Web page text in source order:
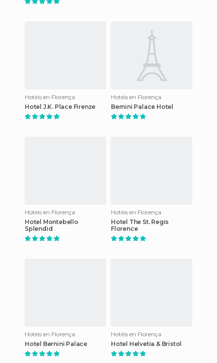
Hotéis en Florença
Hotel J.K. Place Firenze
Hotéis en Florença
Bernini Palace Hotel
Hotéis en Florença
Hotel Montebello
Splendid
Hotéis en Florença
Hotel The St. Regis
Florence
Hotéis en Florença
Hotel Bernini Palace
Hotéis en Florença
Hotel Helvetia & Bristol